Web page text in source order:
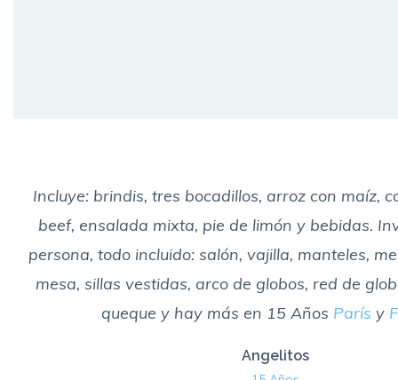
Incluye: brindis, tres bocadillos, arroz con maíz,
beef, ensalada mixta, pie de limón y bebidas.
persona, todo incluido: salón, vajilla, manteles,
mesa, sillas vestidas, arco de globos, red de
queque y hay más en 15 Años París y
Angelitos